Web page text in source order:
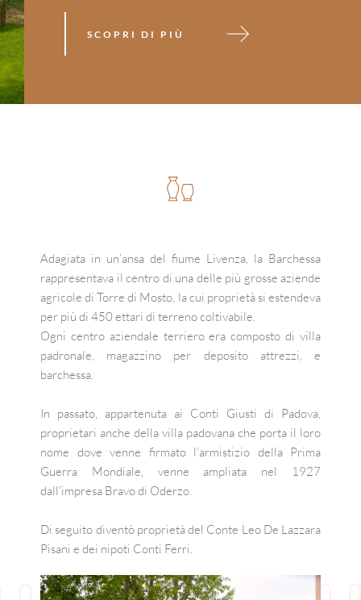
SCOPRI DI PIÙ
Adagiata in un’ansa del fiume Livenza, la Barchessa
rappresentava il centro di una delle più grosse aziende
agricole di Torre di Mosto, la cui proprietà si estendeva
per più di 450 ettari di terreno coltivabile.
Ogni centro aziendale terriero era composto di villa
padronale, magazzino per deposito attrezzi, e
barchessa.
In passato, appartenuta ai Conti Giusti di Padova,
proprietari anche della villa padovana che porta il loro
nome dove venne firmato l’armistizio della Prima
Guerra Mondiale, venne ampliata nel 1927
dall’impresa Bravo di Oderzo.
Di seguito diventò proprietà del Conte Leo De Lazzara
Pisani e dei nipoti Conti Ferri.